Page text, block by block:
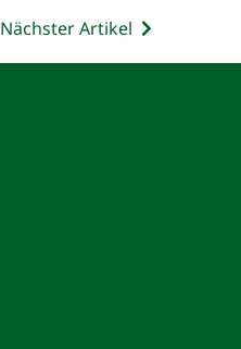
Nächster Artikel